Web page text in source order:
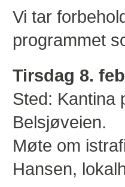
Vi tar
programmet
Tirsdag 8.
Sted: Kantina
Belsjøveien.
Møte om
Hansen,